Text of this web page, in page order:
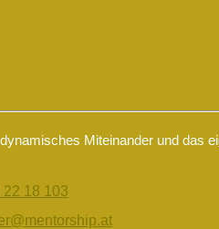
Miteinander und das
22 18 103